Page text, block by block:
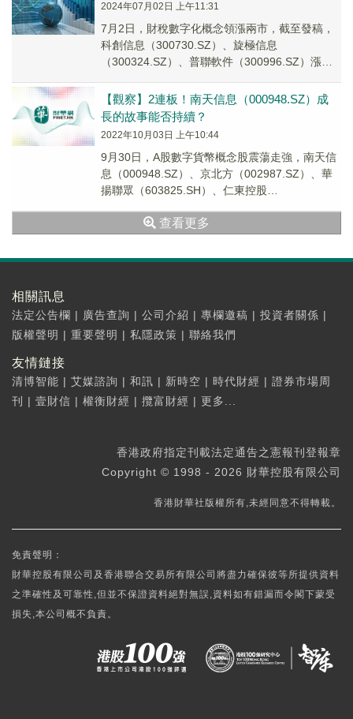
2024年07月02日 上午11:31
7月2日，財稅數字化概念領漲兩市，截至發稿，
科創信息（300730.SZ）、旋極信息
（300324.SZ）、普聯軟件（300996.SZ）漲停
【觀察】2連板！南天信息（000948.SZ）成
長的故事能否持續？
2022年10月03日 上午10:44
9月30日，A股數字貨幣概念股震蕩走強，南天信
息（000948.SZ）、京北方（002987.SZ）、華
揚聯眾（603825.SH）、仁東控股
查看更多
相關訊息
法定公告欄 | 廣告查詢 | 公司介紹 | 專欄邀稿 | 投資者關係 |
版權聲明 | 重要聲明 | 私隱政策 | 聯絡我們
友情鏈接
清博智能 | 艾媒諮詢 | 和訊 | 新時空 | 時代財經 | 證券市場周
刊
| 壹財信 | 權衡財經 | 攬富財經 | 更多...
香港政府指定刊載法定通告之憲報刊登報章
Copyright © 1998 - 2026 財華控股有限公司
香港財華社版權所有,未經同意不得轉載。
免責聲明：
財華控股有限公司及香港聯合交易所有限公司將盡力確保彼等所提供資料
之準確性及可靠性,但並不保證資料絕對無誤,資料如有錯漏而令閣下蒙受
損失,本公司概不負責。